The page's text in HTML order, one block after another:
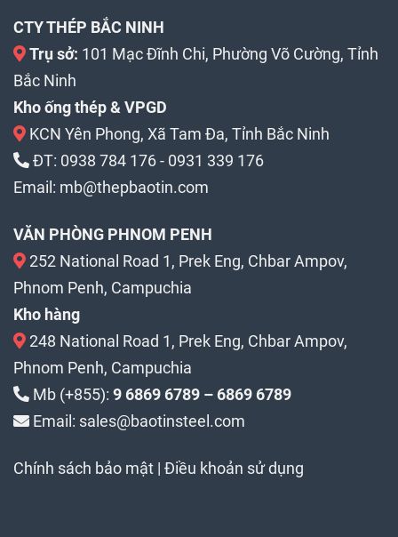
CTY THÉP BẮC NINH
Trụ sở: 101 Mạc Đĩnh Chi, Phường Võ Cường, Tỉnh
Bắc Ninh
Kho ống thép & VPGD
KCN Yên Phong, Xã Tam Đa, Tỉnh Bắc Ninh
ĐT: 0938 784 176- 0931 339 176
Email: mb@thepbaotin.com
VĂN PHÒNG PHNOM PENH
252 National Road 1, Prek Eng, Chbar Ampov,
Phnom Penh, Campuchia
Kho hàng
248 National Road 1, Prek Eng, Chbar Ampov,
Phnom Penh, Campuchia
Mb (+855): 9 6869 6789 – 6869 6789
Email: sales@baotinsteel.com
Chính sách bảo mật | Điều khoản sử dụng